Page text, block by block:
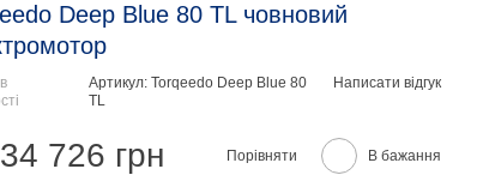
Deep Blue 80 TL човновий
Артикул: Torqeedo Deep Blue 80
TL
Написати відгук
726 грн Порівняти В бажання